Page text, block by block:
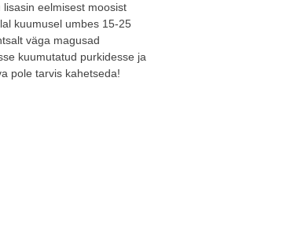
eelmisest moosist
kuumusel umbes 15-25
väga magusad
kuumutatud purkidesse ja
pole tarvis kahetseda!